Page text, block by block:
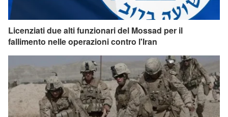
Licenziati due alti funzionari del Mossad per il
fallimento nelle operazioni contro l'Iran